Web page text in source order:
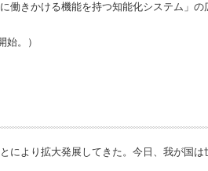
働きかける機能を持つ知能化システム」の
。）
により拡大発展してきた。今日、我が国は